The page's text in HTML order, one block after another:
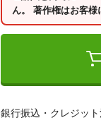
ん。 著作権はお客様
銀行振込・クレジッ